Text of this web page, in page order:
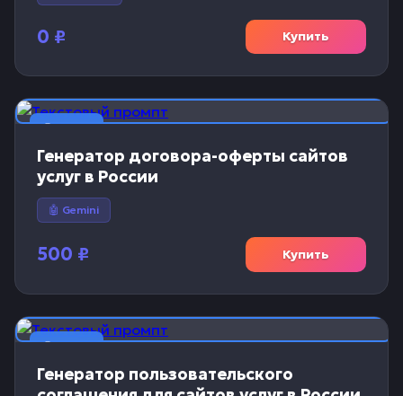
0 ₽ Купить
📝 Текст
Генератор договора-оферты сайтов
услуг в России
🤖 Gemini
500 ₽ Купить
📝 Текст
Генератор пользовательского